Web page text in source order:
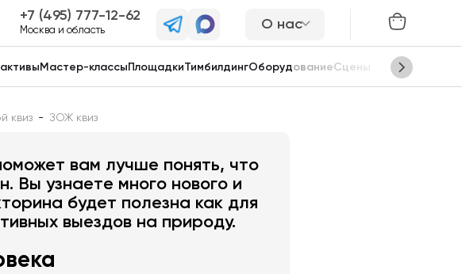
7 (495) 777-12-62
Москва и область О нас
Мастер-классы ПлощадкиТимбилдингОборудованиеСцены
квиз - ЗОЖ квиз
вам лучше понять, что
Вы узнаете много нового и
будет полезна как для
выездов на природу.